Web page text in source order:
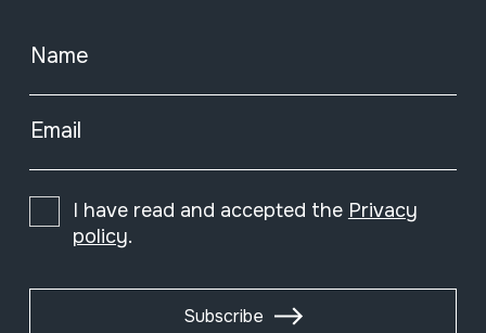
Name
Email
I have read and accepted the Privacy
policy.
Subscribe